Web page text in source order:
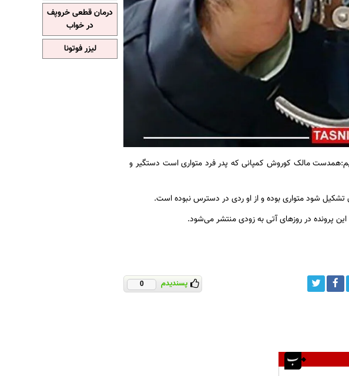
مالک کوروش کمپانی که پدر فرد متواری است دستگیر و
تشکیل شود متواری بوده و از او ردی در دسترس نبوده است.
پرونده در روزهای آتی به زودی منتشر می‌شود.
پسندیدم 0
درمان قطعی خروپف
در خواب
لیزر فوتونا